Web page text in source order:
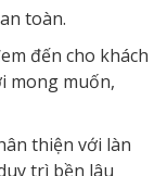
toàn.
đến cho khách
mong muốn,
thiện với làn
trì bền lâu